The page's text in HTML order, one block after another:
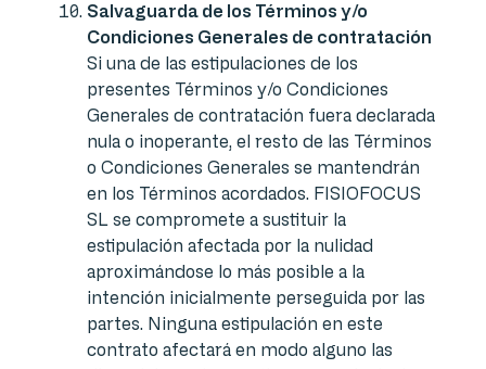
Salvaguarda de los Términos y/o
Condiciones Generales de contratación
Si una de las estipulaciones de los
presentes Términos y/o Condiciones
Generales de contratación fuera declarada
nula o inoperante, el resto de las Términos
o Condiciones Generales se mantendrán
en los Términos acordados. FISIOFOCUS
SL se compromete a sustituir la
estipulación afectada por la nulidad
aproximándose lo más posible a la
intención inicialmente perseguida por las
partes. Ninguna estipulación en este
contrato afectará en modo alguno las